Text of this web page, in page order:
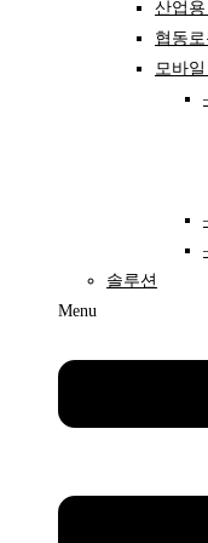
산업
협동로
모바
솔루션
Menu